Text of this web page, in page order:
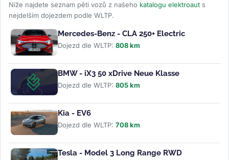
Níže najdete seznam pěti vozů z našeho katalogu elektroaut s
nejdelším dojezdem podle WLTP.
Mercedes-Benz - CLA 250+ Electric
Dojezd dle WLTP: 808 km
BMW - iX3 50 xDrive Neue Klasse
Dojezd dle WLTP: 805 km
Kia - EV6
Dojezd dle WLTP: 708 km
Tesla - Model 3 Long Range RWD